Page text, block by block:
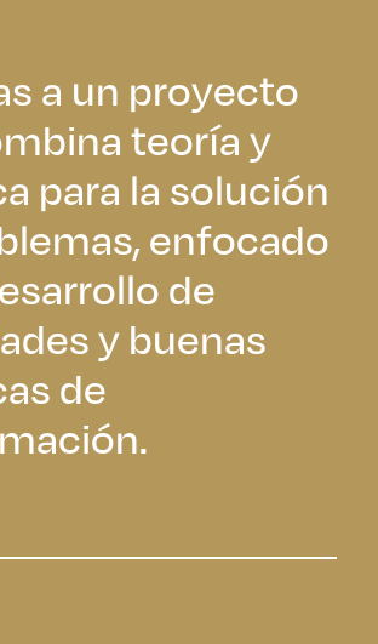
a un proyecto
teoría y
para la solución
enfocado
de
y buenas
de